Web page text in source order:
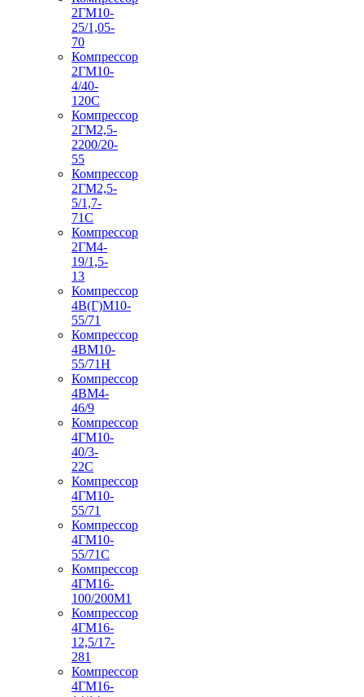
2ГМ10-
25/1,05-
70
Компрессор
2ГМ10-
4/40-
120С
Компрессор
2ГМ2,5-
2200/20-
55
Компрессор
2ГМ2,5-
5/1,7-
71С
Компрессор
2ГМ4-
19/1,5-
13
Компрессор
4В(Г)М10-
55/71
Компрессор
4ВМ10-
55/71Н
Компрессор
4ВМ4-
46/9
Компрессор
4ГМ10-
40/3-
22С
Компрессор
4ГМ10-
55/71
Компрессор
4ГМ10-
55/71С
Компрессор
4ГМ16-
100/200М1
Компрессор
4ГМ16-
12,5/17-
281
Компрессор
4ГМ16-